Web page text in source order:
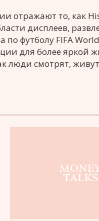
отражают то, как
дисплеев,
футболу FIFA
для более яркой
люди смотрят,